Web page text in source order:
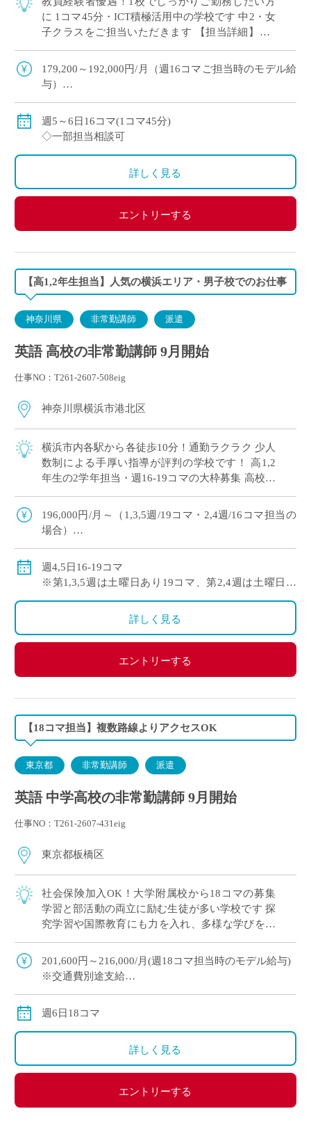
に 1コマ45分・ICT積極活用中の学校です 中2・女
子クラスをご担当いただきます 【担当詳細】中1
179,200～192,000円/月（週16コマご担当時のモデル給
与）
◇交通費別途支給
週5～6日16コマ(1コマ45分)
◇一部担当相談可
詳しく見る
エントリーする
【高1,2年生担当】人気の横浜エリア・男子校でのお仕事
神奈川県 非常勤講師 派遣
英語 高校の非常勤講師 9月開始
仕事NO：T261-2607-508eig
神奈川県横浜市港北区
横浜市内各駅から各徒歩10分！通勤ラクラク 少人
数制による手厚い指導が評判の学校です！ 高1,2
年生の2学年担当・週16-19コマの大枠募集 高校免
196,000円/月～（1,3,5週/19コマ・2,4週/16コマ担当の
場合）
週4,5日16-19コマ
※第1,3,5週は土曜日あり19コマ、第2,4週は土曜日な
詳しく見る
エントリーする
【18コマ担当】複数路線よりアクセスOK
東京都 非常勤講師 派遣
英語 中学高校の非常勤講師 9月開始
仕事NO：T261-2607-431eig
東京都板橋区
社会保険加入OK！大学附属校から18コマの募集
学習と部活動の両立に励む生徒が多い学校です 探
究学習や国際教育にも力を入れ、多様な学びを大
たい” &# […]
201,600円～216,000/月(週18コマ担当時のモデル給与)
※交通費別途支給
週6日18コマ
詳しく見る
エントリーする